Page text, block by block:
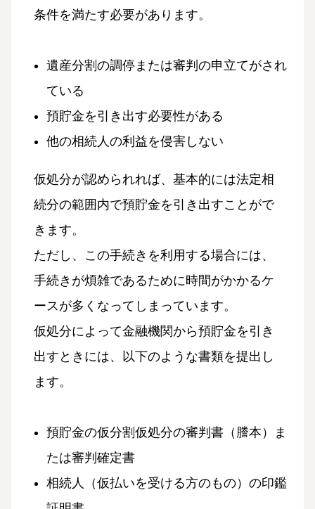
条件を満たす必要があります。
遺産分割の調停または審判の申立てがされ
ている
預貯金を引き出す必要性がある
他の相続人の利益を侵害しない
仮処分が認められれば、基本的には法定相
続分の範囲内で預貯金を引き出すことがで
きます。
ただし、この手続きを利用する場合には、
手続きが煩雑であるために時間がかかるケ
ースが多くなってしまっています。
仮処分によって金融機関から預貯金を引き
出すときには、以下のような書類を提出し
ます。
預貯金の仮分割仮処分の審判書（謄本）ま
たは審判確定書
相続人（仮払いを受ける方のもの）の印鑑